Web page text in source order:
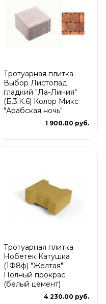
Тротуарная плитка
Выбор Листопад
гладкий "Ла-Линия"
(Б.3.К.6) Колор Микс
"Арабская ночь"
1 900.00 руб.
Тротуарная плитка
Нобетек Катушка
(1Ф8ф) "Желтая"
Полный прокрас
(белый цемент)
4 230.00 руб.